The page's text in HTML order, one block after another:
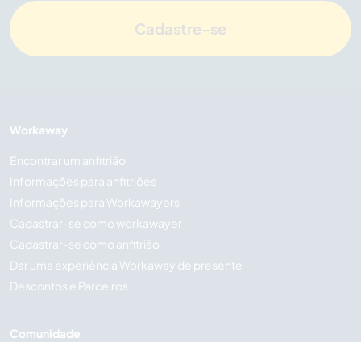
Cadastre-se
Workaway
Encontrar um anfitrião
Informações para anfitriões
Informações para Workawayers
Cadastrar-se como workawayer
Cadastrar-se como anfitrião
Dar uma experiência Workaway de presente
Descontos e Parceiros
Comunidade